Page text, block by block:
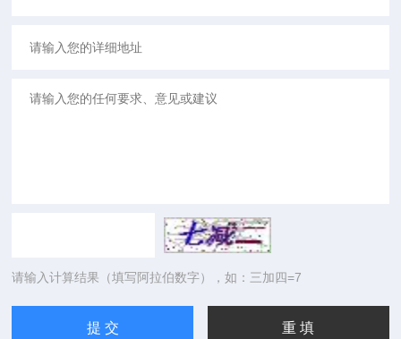
请输入计算结果（填写阿拉伯数字），如：三加四=7